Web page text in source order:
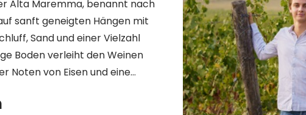
Alta Maremma, benannt nach
sanft geneigten Hängen mit
Sand und einer Vielzahl
Boden verleiht den Weinen
Noten von Eisen und eine